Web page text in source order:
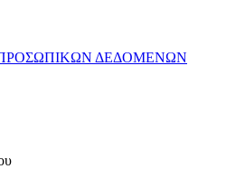
ΔΕΔΟΜΕΝΩΝ